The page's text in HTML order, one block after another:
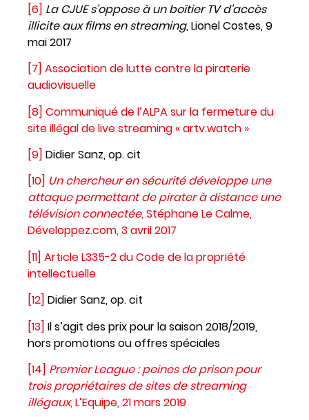
[6] La CJUE s’oppose à un boîtier TV d’accès
illicite aux films en streaming, Lionel Costes, 9
mai 2017
[7] Association de lutte contre la piraterie
audiovisuelle
[8] Communiqué de l’ALPA sur la fermeture du
site illégal de live streaming « artv.watch »
[9] Didier Sanz, op. cit
[10] Un chercheur en sécurité développe une
attaque permettant de pirater à distance une
télévision connectée, Stéphane Le Calme,
Développez.com, 3 avril 2017
[11] Article L335-2 du Code de la propriété
intellectuelle
[12] Didier Sanz, op. cit
[13] Il s’agit des prix pour la saison 2018/2019,
hors promotions ou offres spéciales
[14] Premier League : peines de prison pour
trois propriétaires de sites de streaming
illégaux, L’Equipe, 21 mars 2019